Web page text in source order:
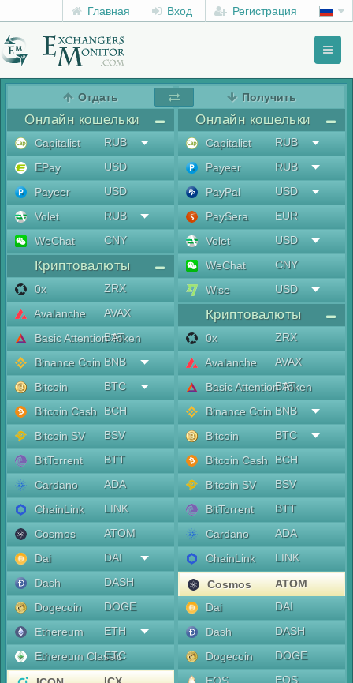
Главная Вход Регистрация
Отдать
Онлайн кошельки
Capitalist
RUB
EPay
USD
Payeer
USD
Volet
RUB
WeChat
CNY
Криптовалюты
0x
ZRX
Avalanche
AVAX
Basic Attention Token
BAT
Binance Coin BNB
Bitcoin
BTC
Bitcoin Cash
BCH
Bitcoin SV
BSV
BitTorrent
BTT
Cardano
ADA
ChainLink
LINK
Cosmos
ATOM
Dai
DAI
Dash
DASH
Dogecoin
DOGE
Ethereum
ETH
Ethereum Classic
ETC
Получить
Онлайн кошельки
Capitalist
RUB
Payeer
RUB
PayPal
USD
PaySera
EUR
Volet
USD
WeChat
CNY
Wise
USD
Криптовалюты
0x
ZRX
Avalanche
AVAX
Basic Attention Token
BAT
Binance Coin BNB
Bitcoin
BTC
Bitcoin Cash
BCH
Bitcoin SV
BSV
BitTorrent
BTT
Cardano
ADA
ChainLink
LINK
Cosmos
ATOM
Dai
DAI
Dash
DASH
Dogecoin
DOGE
EOS